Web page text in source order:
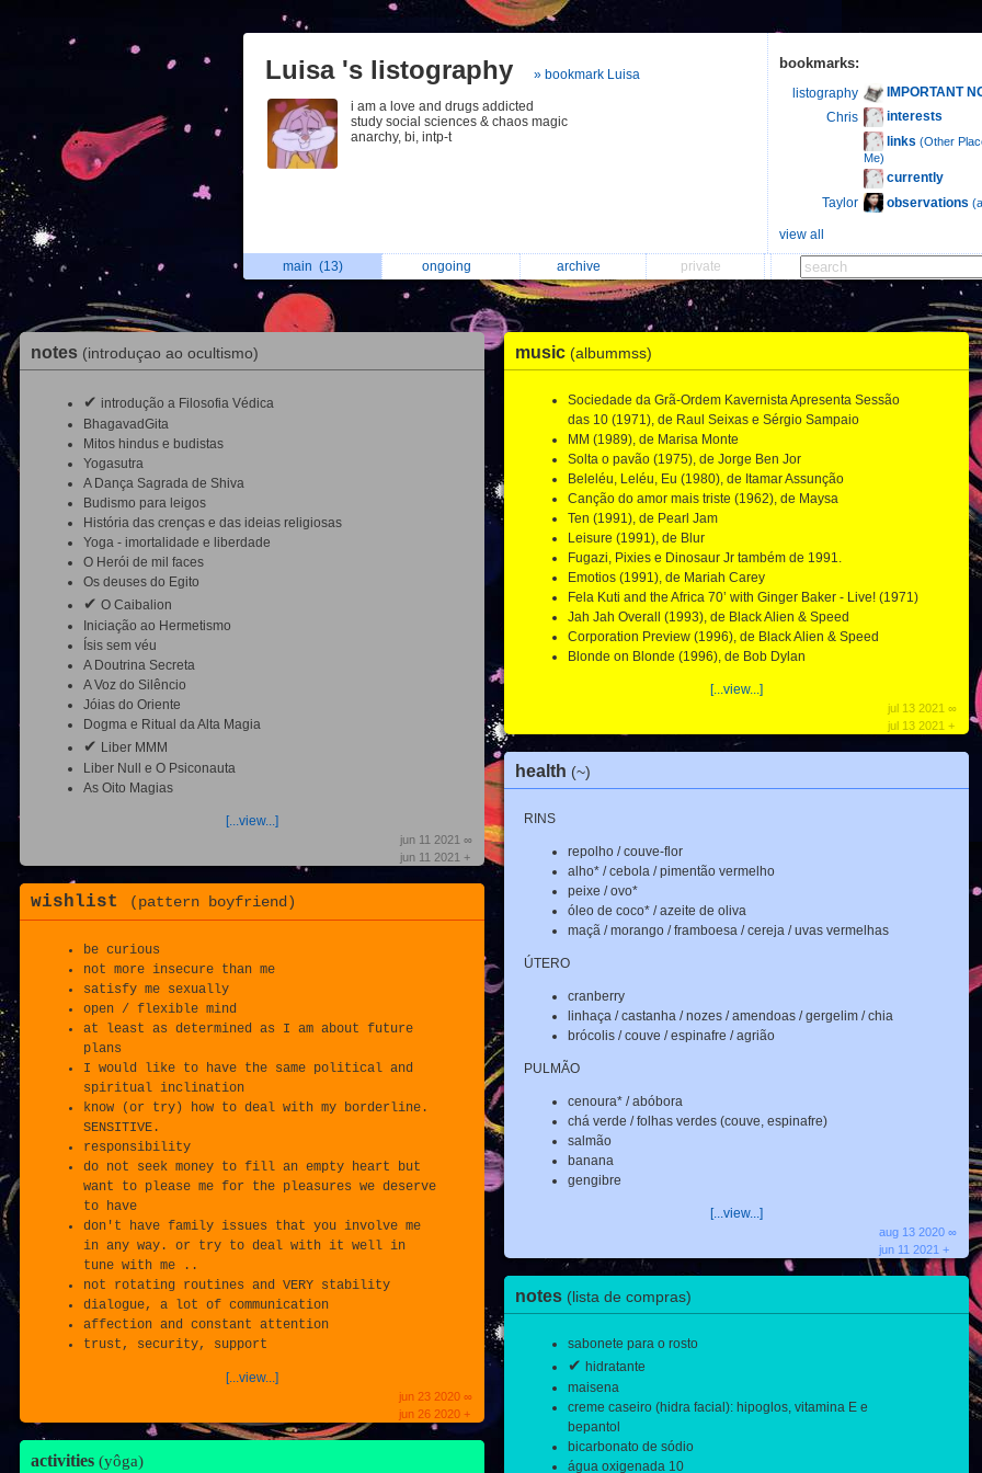
Luisa 's listography » bookmark Luisa
i am a love and drugs addicted
study social sciences & chaos magic
anarchy, bi, intp-t
bookmarks:
listography
IMPORTANT
Chris
interests
links (Other
Me)
currently
Taylor
observations
view all
main (13) ongoing archive private
notes (introduçao ao ocultismo)
✔ introdução a Filosofia Védica
BhagavadGita
Mitos hindus e budistas
Yogasutra
A Dança Sagrada de Shiva
Budismo para leigos
História das crenças e das ideias religiosas
Yoga - imortalidade e liberdade
O Herói de mil faces
Os deuses do Egito
✔ O Caibalion
Iniciação ao Hermetismo
Ísis sem véu
A Doutrina Secreta
A Voz do Silêncio
Jóias do Oriente
Dogma e Ritual da Alta Magia
✔ Liber MMM
Liber Null e O Psiconauta
As Oito Magias
[...view...]
jun 11 2021 ∞
jun 11 2021 +
wishlist (pattern boyfriend)
be curious
not more insecure than me
satisfy me sexually
open / flexible mind
at least as determined as I am about future
plans
I would like to have the same political and
spiritual inclination
know (or try) how to deal with my borderline.
SENSITIVE.
responsibility
do not seek money to fill an empty heart but
want to please me for the pleasures we deserve
to have
don't have family issues that you involve me
in any way. or try to deal with it well in
tune with me ..
not rotating routines and VERY stability
dialogue, a lot of communication
affection and constant attention
trust, security, support
[...view...]
jun 23 2020 ∞
jun 26 2020 +
activities (yôga)
music (albummss)
Sociedade da Grã-Ordem Kavernista Apresenta Sessão
das 10 (1971), de Raul Seixas e Sérgio Sampaio
MM (1989), de Marisa Monte
Solta o pavão (1975), de Jorge Ben Jor
Beleléu, Leléu, Eu (1980), de Itamar Assunção
Canção do amor mais triste (1962), de Maysa
Ten (1991), de Pearl Jam
Leisure (1991), de Blur
Fugazi, Pixies e Dinosaur Jr também de 1991.
Emotios (1991), de Mariah Carey
Fela Kuti and the Africa 70’ with Ginger Baker - Live! (1971)
Jah Jah Overall (1993), de Black Alien & Speed
Corporation Preview (1996), de Black Alien & Speed
Blonde on Blonde (1996), de Bob Dylan
[...view...]
jul 13 2021 ∞
jul 13 2021 +
health (~)
RINS
repolho / couve-flor
alho* / cebola / pimentão vermelho
peixe / ovo*
óleo de coco* / azeite de oliva
maçã / morango / framboesa / cereja / uvas vermelhas
ÚTERO
cranberry
linhaça / castanha / nozes / amendoas / gergelim / chia
brócolis / couve / espinafre / agrião
PULMÃO
cenoura* / abóbora
chá verde / folhas verdes (couve, espinafre)
salmão
banana
gengibre
[...view...]
aug 13 2020 ∞
jun 11 2021 +
notes (lista de compras)
sabonete para o rosto
✔ hidratante
maisena
creme caseiro (hidra facial): hipoglos, vitamina E e
bepantol
bicarbonato de sódio
água oxigenada 10